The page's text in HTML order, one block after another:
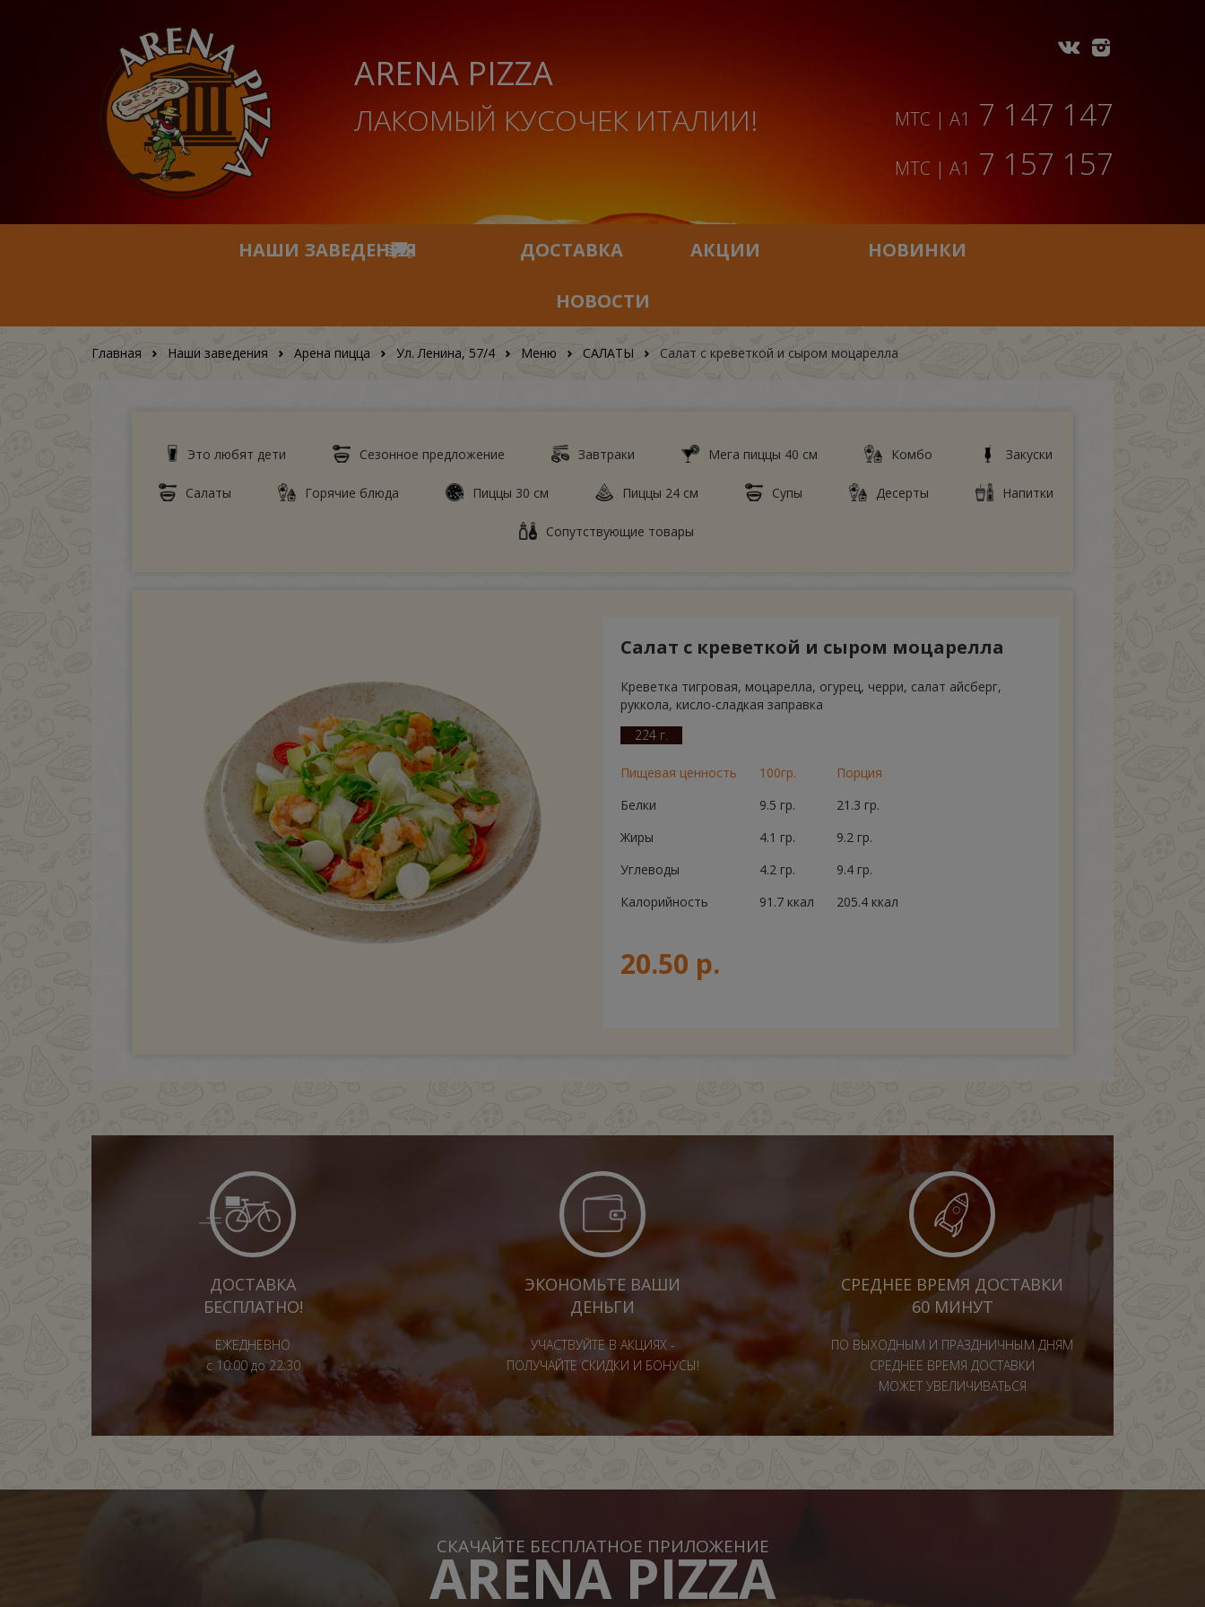
ARENA PIZZA
ЛАКОМЫЙ КУСОЧЕК ИТАЛИИ! МТС | A1 7 147 147
МТС | A1 7 157 157
НАШИ ЗАВЕДЕНИЯ ДОСТАВКА АКЦИИ НОВИНКИ
НОВОСТИ
Главная Наши заведения Арена пицца Ул. Ленина, 57/4 Меню САЛАТЫ Салат с креветкой и сыром моцарелла
Это любят дети Сезонное предложение Завтраки Мега пиццы 40 см Комбо Закуски
Салаты Горячие блюда Пиццы 30 см Пиццы 24 см Супы Десерты Напитки
Сопутствующие товары
Салат с креветкой и сыром моцарелла
Креветка тигровая, моцарелла, огурец, черри, салат айсберг,
руккола, кисло-сладкая заправка
224 г.
Пищевая ценность 100гр.
Порция
Белки
9.5 гр.
21.3 гр.
Жиры
4.1 гр.
9.2 гр.
Углеводы
4.2 гр.
9.4 гр.
Калорийность
91.7 ккал 205.4 ккал
20.50 р.
ДОСТАВКА
БЕСПЛАТНО!
ЕЖЕДНЕВНО
с 10:00 до 22:30
ЭКОНОМЬТЕ ВАШИ
ДЕНЬГИ
УЧАСТВУЙТЕ В АКЦИЯХ -
ПОЛУЧАЙТЕ СКИДКИ И БОНУСЫ!
СРЕДНЕЕ ВРЕМЯ ДОСТАВКИ
60 МИНУТ
ПО ВЫХОДНЫМ И ПРАЗДНИЧНЫМ ДНЯМ
СРЕДНЕЕ ВРЕМЯ ДОСТАВКИ
МОЖЕТ УВЕЛИЧИВАТЬСЯ
СКАЧАЙТЕ БЕСПЛАТНОЕ ПРИЛОЖЕНИЕ
ARENA PIZZA